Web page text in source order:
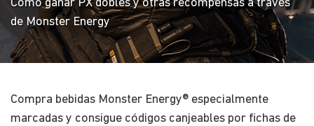
Cómo ganar PX dobles y otras recompensas a través
de Monster Energy
Compra bebidas Monster Energy® especialmente
marcadas y consigue códigos canjeables por fichas de